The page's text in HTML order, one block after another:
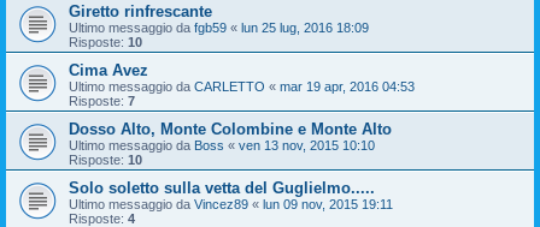
Giretto rinfrescante
Ultimo messaggio da fgb59 « lun 25 lug, 2016 18:09
Risposte: 10
Cima Avez
Ultimo messaggio da CARLETTO « mar 19 apr, 2016 04:53
Risposte: 7
Dosso Alto, Monte Colombine e Monte Alto
Ultimo messaggio da Boss « ven 13 nov, 2015 10:10
Risposte: 10
Solo soletto sulla vetta del Guglielmo.....
Ultimo messaggio da Vincez89 « lun 09 nov, 2015 19:11
Risposte: 4